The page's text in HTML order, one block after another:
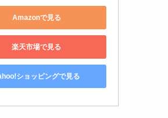
Amazonで見る
楽天市場で見る
ショッピングで見る